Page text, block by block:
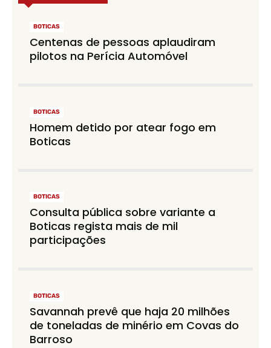
BOTICAS
Centenas de pessoas aplaudiram
pilotos na Perícia Automóvel
BOTICAS
Homem detido por atear fogo em
Boticas
BOTICAS
Consulta pública sobre variante a
Boticas regista mais de mil
participações
BOTICAS
Savannah prevê que haja 20 milhões
de toneladas de minério em Covas do
Barroso